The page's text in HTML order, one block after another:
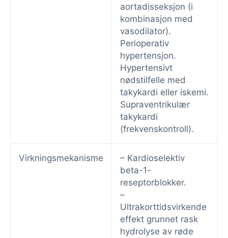
aortadisseksjon (i
kombinasjon med
vasodilator).
Perioperativ
hypertensjon.
Hypertensivt
nødstilfelle med
takykardi eller iskemi.
Supraventrikulær
takykardi
(frekvenskontroll).
Virkningsmekanisme
– Kardioselektiv
beta-1-
reseptorblokker.
–
Ultrakorttidsvirkende
effekt grunnet rask
hydrolyse av røde